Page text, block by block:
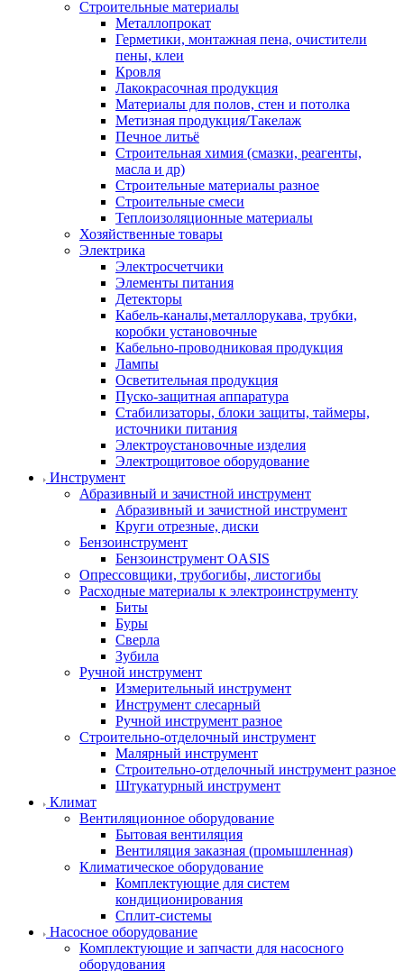
Строительные материалы
Металлопрокат
Герметики, монтажная пена, очистители
пены, клеи
Кровля
Лакокрасочная продукция
Материалы для полов, стен и потолка
Метизная продукция/Такелаж
Печное литьё
Строительная химия (смазки, реагенты,
масла и др)
Строительные материалы разное
Строительные смеси
Теплоизоляционные материалы
Хозяйственные товары
Электрика
Электросчетчики
Элементы питания
Детекторы
Кабель-каналы,металлорукава, трубки,
коробки установочные
Кабельно-проводниковая продукция
Лампы
Осветительная продукция
Пуско-защитная аппаратура
Стабилизаторы, блоки защиты, таймеры,
источники питания
Электроустановочные изделия
Электрощитовое оборудование
Инструмент
Абразивный и зачистной инструмент
Абразивный и зачистной инструмент
Круги отрезные, диски
Бензоинструмент
Бензоинструмент OASIS
Опрессовщики, трубогибы, листогибы
Расходные материалы к электроинструменту
Биты
Буры
Сверла
Зубила
Ручной инструмент
Измерительный инструмент
Инструмент слесарный
Ручной инструмент разное
Строительно-отделочный инструмент
Малярный инструмент
Строительно-отделочный инструмент разное
Штукатурный инструмент
Климат
Вентиляционное оборудование
Бытовая вентиляция
Вентиляция заказная (промышленная)
Климатическое оборудование
Комплектующие для систем
кондиционирования
Сплит-системы
Насосное оборудование
Комплектующие и запчасти для насосного
оборудования